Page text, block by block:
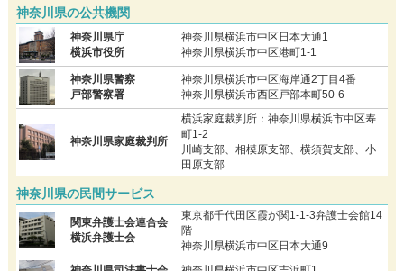
神奈川県の公共機関
神奈川県庁
横浜市役所
神奈川県横浜市中区日本大通1
神奈川県横浜市中区港町1-1
神奈川県警察
戸部警察署
神奈川県横浜市中区海岸通2丁目4番
神奈川県横浜市西区戸部本町50-6
神奈川県家庭裁判所
横浜家庭裁判所：神奈川県横浜市中区寿
町1-2
川崎支部、相模原支部、横須賀支部、小
田原支部
神奈川県の民間サービス
関東弁護士会連合会
横浜弁護士会
東京都千代田区霞が関1-1-3弁護士会館14
階
神奈川県横浜市中区日本大通9